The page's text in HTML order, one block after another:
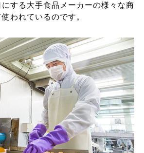
する大手食品メーカーの様々な商
われているのです。